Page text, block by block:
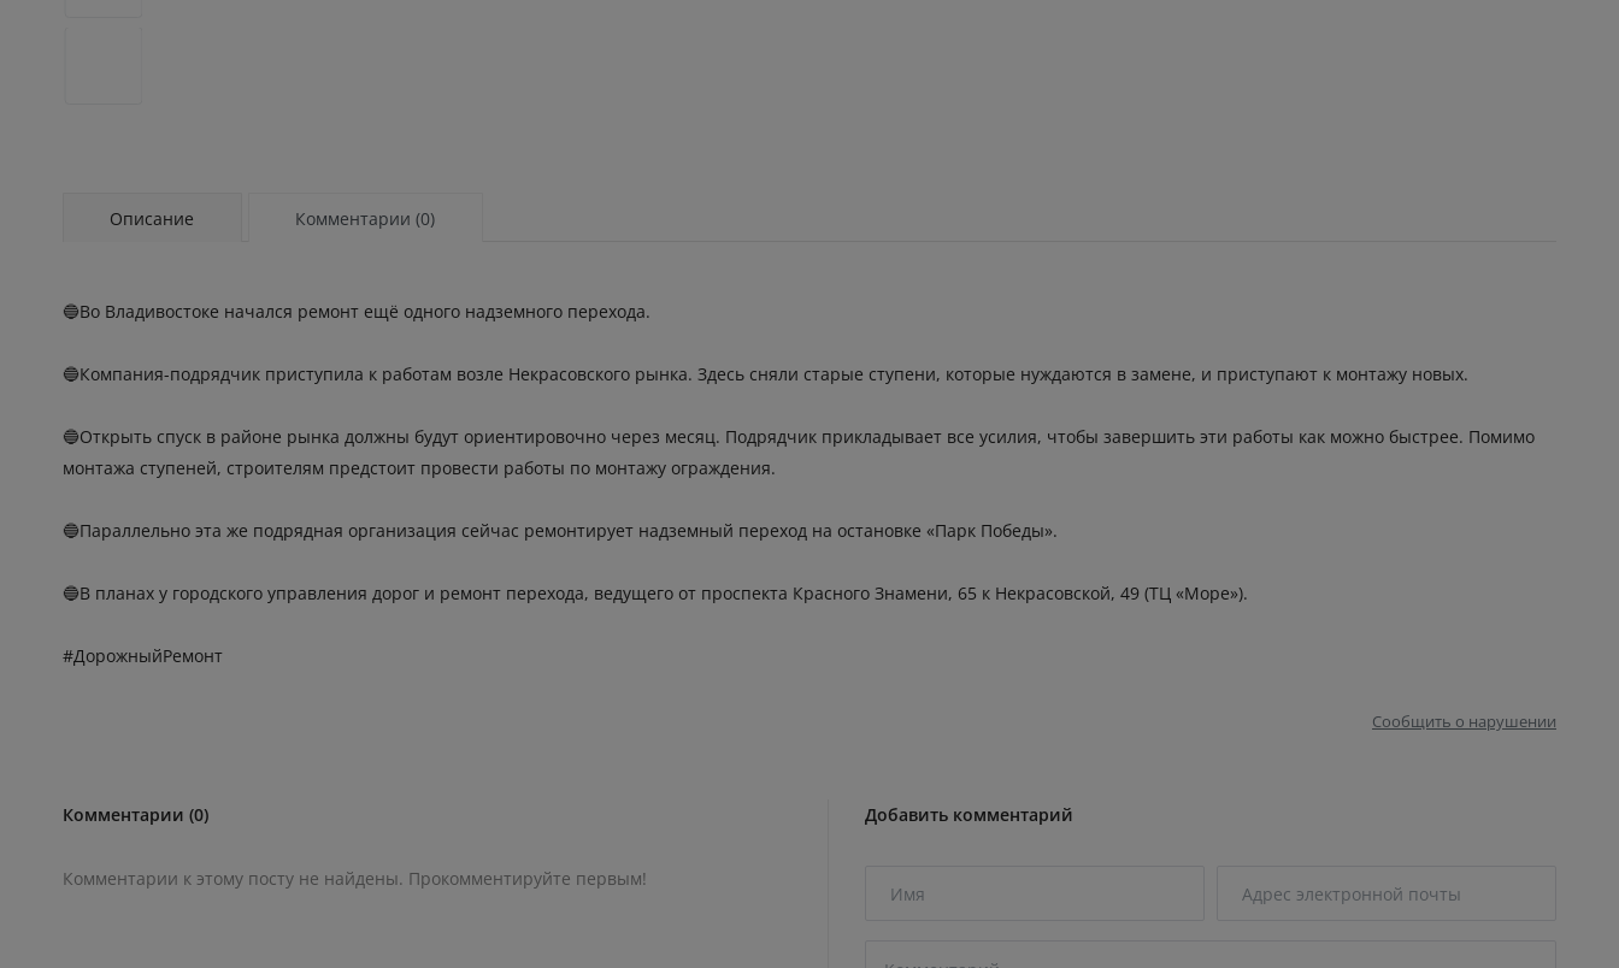
Описание Комментарии (0)
🔵Во Владивостоке начался ремонт ещё одного надземного перехода.
🔵Компания-подрядчик приступила к работам возле Некрасовского рынка. Здесь сняли старые ступени, которые нуждаются в замене, и приступают к монтажу новых.
🔵Открыть спуск в районе рынка должны будут ориентировочно через месяц. Подрядчик прикладывает все усилия, чтобы завершить эти работы как можно быстрее. Помимо
монтажа ступеней, строителям предстоит провести работы по монтажу ограждения.
🔵Параллельно эта же подрядная организация сейчас ремонтирует надземный переход на остановке «Парк Победы».
🔵В планах у городского управления дорог и ремонт перехода, ведущего от проспекта Красного Знамени, 65 к Некрасовской, 49 (ТЦ «Море»).
#ДорожныйРемонт
Сообщить о нарушении
Комментарии (0)
Комментарии к этому посту не найдены. Прокомментируйте первым!
Добавить комментарий